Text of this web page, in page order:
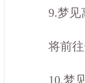
9.梦见离
将前往
10.梦见